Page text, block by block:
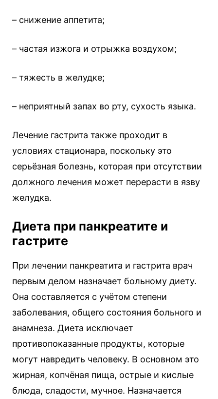
– снижение аппетита;
– частая изжога и отрыжка воздухом;
– тяжесть в желудке;
– неприятный запах во рту, сухость языка.
Лечение гастрита также проходит в
условиях стационара, поскольку это
серьёзная болезнь, которая при отсутствии
должного лечения может перерасти в язву
желудка.
Диета при панкреатите и
гастрите
При лечении панкреатита и гастрита врач
первым делом назначает больному диету.
Она составляется с учётом степени
заболевания, общего состояния больного и
анамнеза. Диета исключает
противопоказанные продукты, которые
могут навредить человеку. В основном это
жирная, копчёная пища, острые и кислые
блюда, сладости, мучное. Назначается